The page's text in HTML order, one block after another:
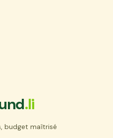
.li
budget maîtrisé